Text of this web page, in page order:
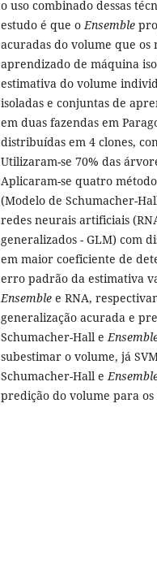
o uso combinado dessas
estudo é que oEnsemble
acuradas do volume que os
aprendizado de máquina
estimativa do volume
isoladas e conjuntas de
em duas fazendas em
distribuídas em 4 clones,
Utilizaram-se 70% das
Aplicaram-se quatro
(Modelo de Schumacher-
redes neurais artificiais
generalizados - GLM) com
em maior coeficiente de
erro padrão da estimativa
Ensemble e RNA,
generalização acurada e
Schumacher-Hall e
subestimar o volume, já
Schumacher-Hall e
predição do volume para os